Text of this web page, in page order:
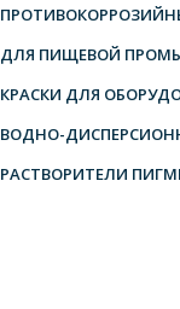
ДЛЯ ПИЩЕВОЙ
КРАСКИ ДЛЯ
ВОДНО-
РАСТВОРИТЕЛИ